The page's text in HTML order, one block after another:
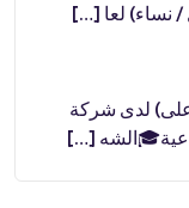
/ نساء) لعا […]
لدى شركة
[…]